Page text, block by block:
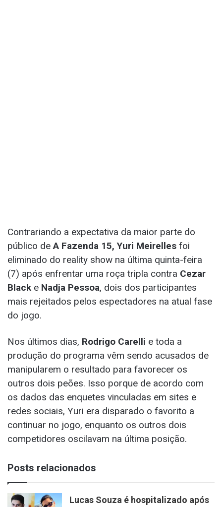
Contrariando a expectativa da maior parte do
público de A Fazenda 15, Yuri Meirelles foi
eliminado do reality show na última quinta-feira
(7) após enfrentar uma roça tripla contra Cezar
Black e Nadja Pessoa, dois dos participantes
mais rejeitados pelos espectadores na atual fase
do jogo.
Nos últimos dias, Rodrigo Carelli e toda a
produção do programa vêm sendo acusados de
manipularem o resultado para favorecer os
outros dois peões. Isso porque de acordo com
os dados das enquetes vinculadas em sites e
redes sociais, Yuri era disparado o favorito a
continuar no jogo, enquanto os outros dois
competidores oscilavam na última posição.
Posts relacionados
Lucas Souza é hospitalizado após